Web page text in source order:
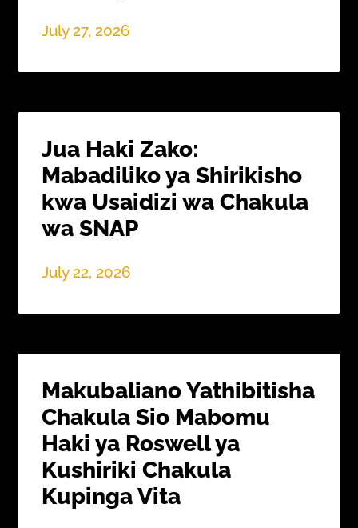
July 27, 2026
Jua Haki Zako:
Mabadiliko ya Shirikisho
kwa Usaidizi wa Chakula
wa SNAP
July 22, 2026
Makubaliano Yathibitisha
Chakula Sio Mabomu
Haki ya Roswell ya
Kushiriki Chakula
Kupinga Vita